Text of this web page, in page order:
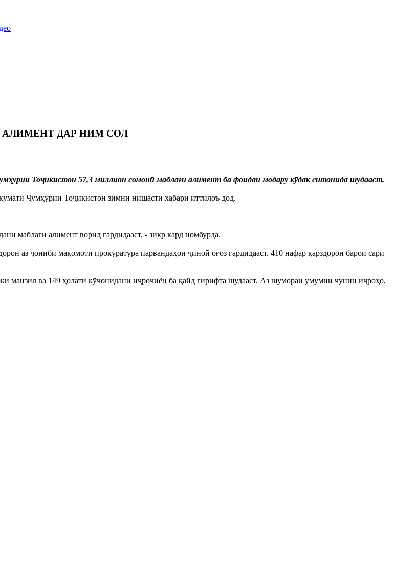
ДАР НИМ СОЛ
Тоҷикистон 57,3 миллион сомонӣ маблағи алимент ба фоидаи модару кӯдак ситонида шудааст.
Ҷумҳурии Тоҷикистон зимни нишасти хабарӣ иттилоъ дод.
маблағи алимент ворид гардидааст, - зикр кард номбурда.
аз ҷониби мақомоти прокуратура парвандаҳои ҷиноӣ оғоз гардидааст. 410 нафар қарздорон барои сари
манзил ва 149 ҳолати кӯчонидани иҷрочиён ба қайд гирифта шудааст. Аз шумораи умумии чунин иҷроҳо,